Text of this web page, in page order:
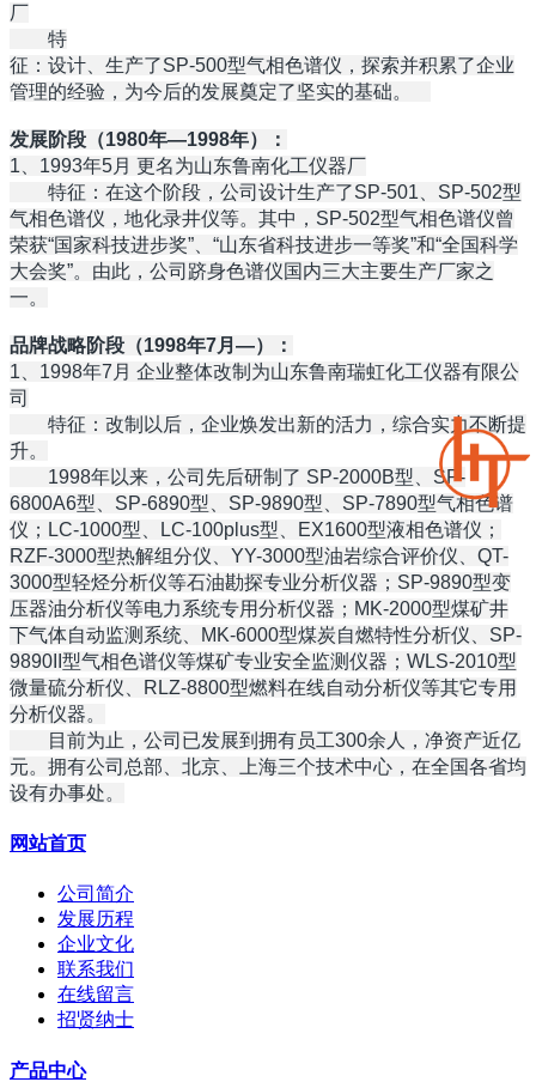
厂
特
征：设计、生产了SP-500型气相色谱仪，探索并积累了企业
管理的经验，为今后的发展奠定了坚实的基础。
发展阶段（1980年—1998年）：
1、1993年5月 更名为山东鲁南化工仪器厂
特征：在这个阶段，公司设计生产了SP-501、SP-502型
气相色谱仪，地化录井仪等。其中，SP-502型气相色谱仪曾
荣获“国家科技进步奖”、“山东省科技进步一等奖”和“全国科学
大会奖”。由此，公司跻身色谱仪国内三大主要生产厂家之
一。
品牌战略阶段（1998年7月—）：
1、1998年7月 企业整体改制为山东鲁南瑞虹化工仪器有限公
司
特征：改制以后，企业焕发出新的活力，综合实力不断提
升。
1998年以来，公司先后研制了 SP-2000B型、SP-
6800A6型、SP-6890型、SP-9890型、SP-7890型气相色谱
仪；LC-1000型、LC-100plus型、EX1600型液相色谱仪；
RZF-3000型热解组分仪、YY-3000型油岩综合评价仪、QT-
3000型轻烃分析仪等石油勘探专业分析仪器；SP-9890型变
压器油分析仪等电力系统专用分析仪器；MK-2000型煤矿井
下气体自动监测系统、MK-6000型煤炭自燃特性分析仪、SP-
9890II型气相色谱仪等煤矿专业安全监测仪器；WLS-2010型
微量硫分析仪、RLZ-8800型燃料在线自动分析仪等其它专用
分析仪器。
目前为止，公司已发展到拥有员工300余人，净资产近亿
元。拥有公司总部、北京、上海三个技术中心，在全国各省均
设有办事处。
网站首页
公司简介
发展历程
企业文化
联系我们
在线留言
招贤纳士
产品中心